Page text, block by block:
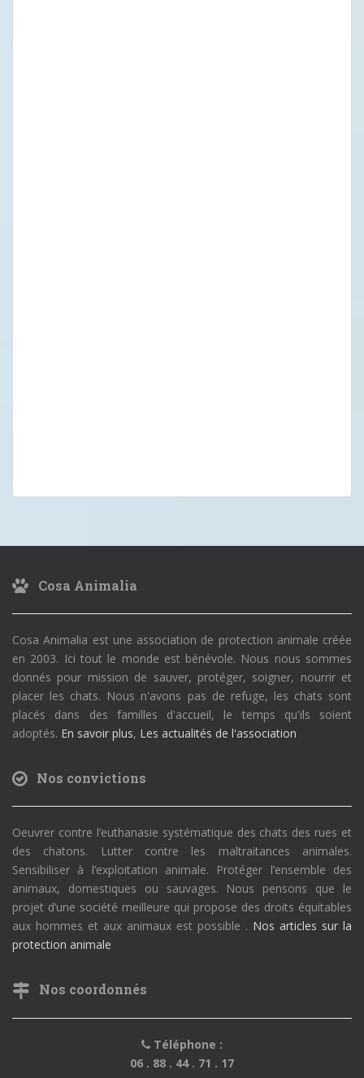
Cosa Animalia
Cosa Animalia est une association de protection animale créée
en 2003. Ici tout le monde est bénévole. Nous nous sommes
donnés pour mission de sauver, protéger, soigner, nourrir et
placer les chats. Nous n'avons pas de refuge, les chats sont
placés dans des familles d'accueil, le temps qu'ils soient
adoptés. En savoir plus, Les actualités de l'association
Nos convictions
Oeuvrer contre l’euthanasie systématique des chats des rues et
des chatons. Lutter contre les maltraitances animales.
Sensibiliser à l’exploitation animale. Protéger l’ensemble des
animaux, domestiques ou sauvages. Nous pensons que le
projet d’une société meilleure qui propose des droits équitables
aux hommes et aux animaux est possible . Nos articles sur la
protection animale
Nos coordonnés
Téléphone :
06 . 88 . 44 . 71 . 17